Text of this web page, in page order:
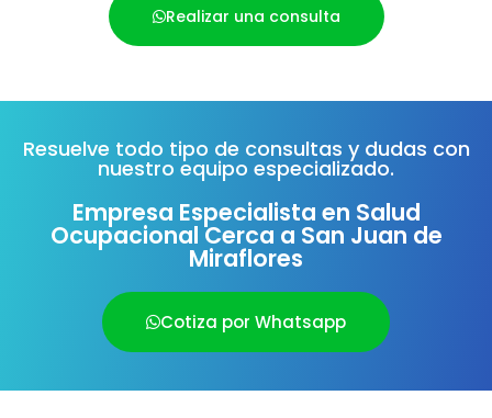
Realizar una consulta
Resuelve todo tipo de consultas y dudas con
nuestro equipo especializado.
Empresa Especialista en Salud
Ocupacional Cerca a San Juan de
Miraflores
Cotiza por Whatsapp